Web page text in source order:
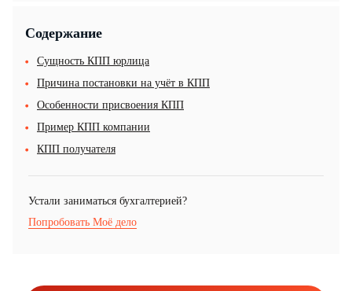
Содержание
Сущность КПП юрлица
Причина постановки на учёт в КПП
Особенности присвоения КПП
Пример КПП компании
КПП получателя
Устали заниматься бухгалтерией?
Попробовать Моё дело